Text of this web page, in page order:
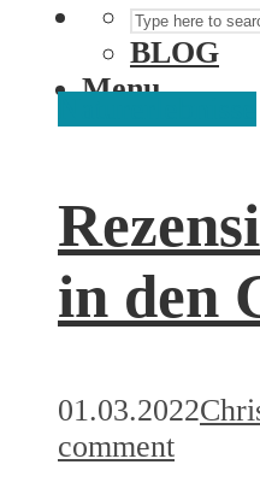
BLOG
Menu
in den
01.03.2022
comment